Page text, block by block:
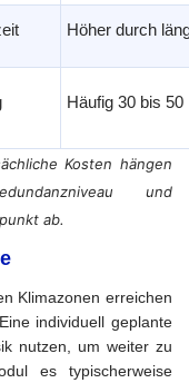
Höher durch
Häufig 30 bis
Kosten hängen
und
ab.
Klimazonen erreichen
individuell geplante
nutzen, um weiter zu
es typischerweise